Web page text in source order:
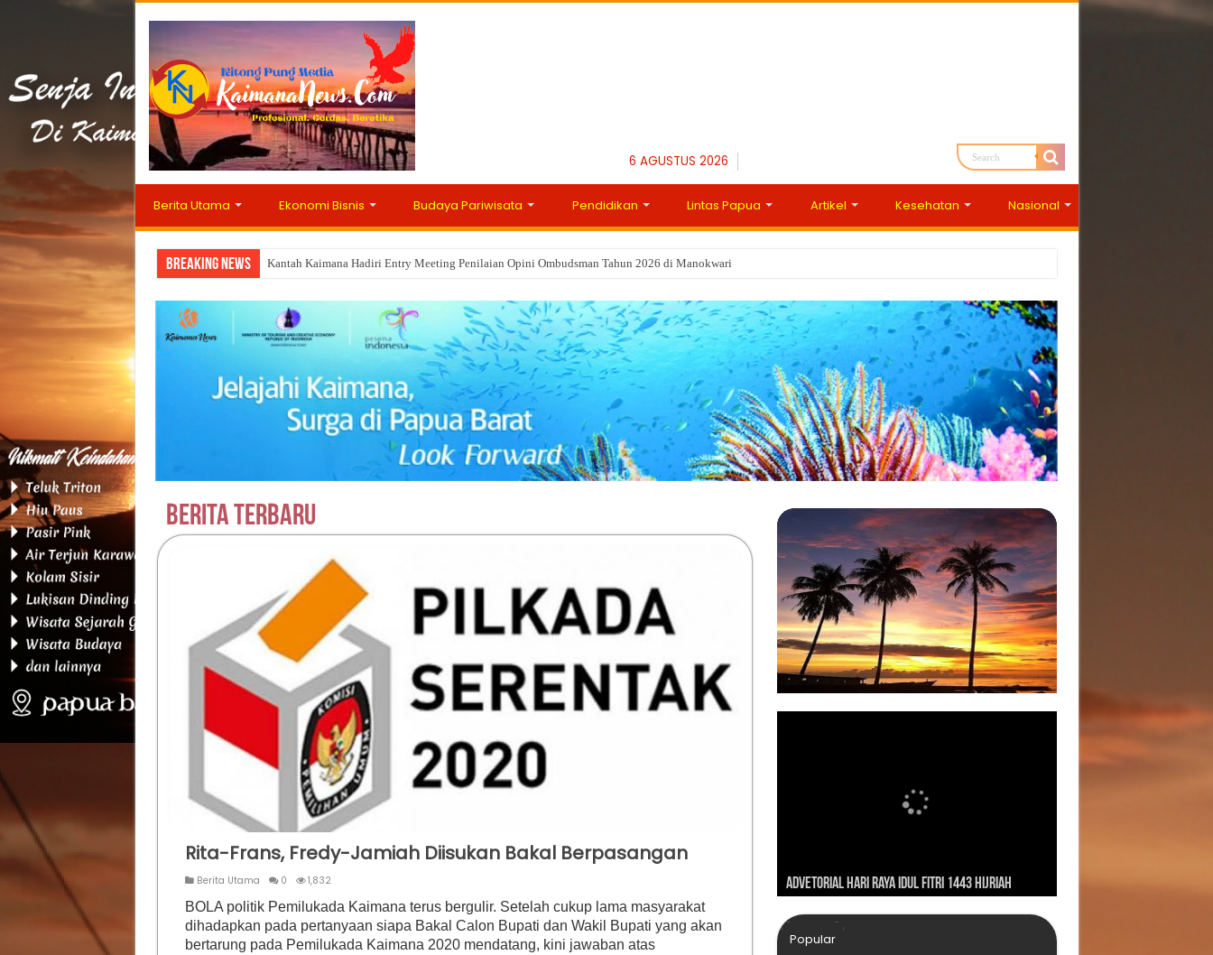
6 AGUSTUS 2026
Berita Utama Ekonomi Bisnis Budaya Pariwisata Pendidikan Lintas Papua Artikel Kesehatan Nasional
Breaking News Kantah Kaimana Hadiri Entry Meeting Penilaian Opini Ombudsman Tahun 2026 di Manokwari
Berita Terbaru
Rita-Frans, Fredy-Jamiah Diisukan Bakal Berpasangan
Berita Utama 0 1,832
BOLA politik Pemilukada Kaimana terus bergulir. Setelah cukup lama masyarakat
dihadapkan pada pertanyaan siapa Bakal Calon Bupati dan Wakil Bupati yang akan
bertarung pada Pemilukada Kaimana 2020 mendatang, kini jawaban atas
Lebih Kuat’
Advetorial Hari Raya Idul Fitri 1443 Hijriah
Tahun 2019
Popular